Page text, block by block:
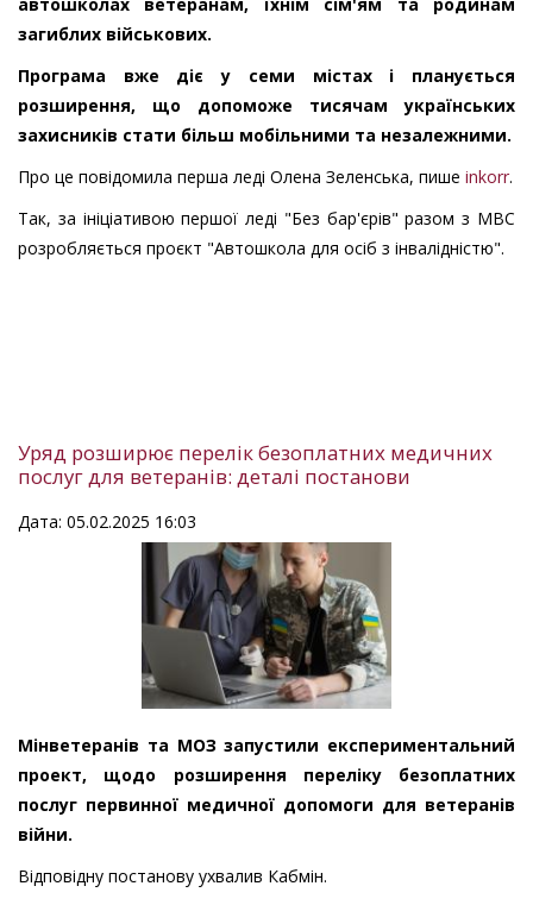
загиблих військових.
Програма вже діє у семи містах і планується
розширення, що допоможе тисячам українських
захисників стати більш мобільними та незалежними.
Про це повідомила перша леді Олена Зеленська, пише inkorr.
Так, за ініціативою першої леді "Без бар'єрів" разом з МВС
розробляється проєкт "Автошкола для осіб з інвалідністю".
Уряд розширює перелік безоплатних медичних
послуг для ветеранів: деталі постанови
Дата: 05.02.2025 16:03
Мінветеранів та МОЗ запустили експериментальний
проект, щодо розширення переліку безоплатних
послуг первинної медичної допомоги для ветеранів
війни.
Відповідну постанову ухвалив Кабмін.